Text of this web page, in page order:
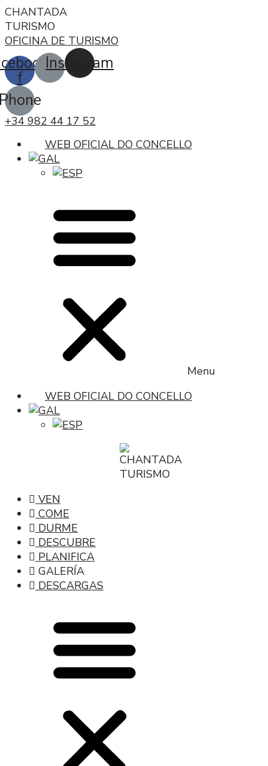
CHANTADA
TURISMO
OFICINA DE TURISMO
f
Instagram
+34 982 44 17 52
WEB OFICIAL DO CONCELLO
Menu
WEB OFICIAL DO CONCELLO
VEN
COME
DURME
DESCUBRE
PLANIFICA
GALERÍA
DESCARGAS